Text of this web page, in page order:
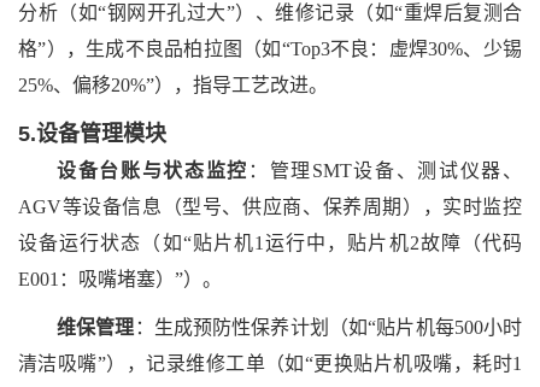
分析（如“钢网开孔过大”）、维修记录（如“重焊后复测合
格”），生成不良品柏拉图（如“Top3不良：虚焊30%、少锡
25%、偏移20%”），指导工艺改进。
5.设备管理模块
设备台账与状态监控 ：管理 SMT设备、测试仪器、
AGV等设备信息（型号、供应商、保养周期），实时监控
设备运行状态（如“贴片机1运行中，贴片机2故障（代码
E001：吸嘴堵塞）”）。
维保管理 ：生成预防性保养计划（如“贴片机每500小时
清洁吸嘴”），记录维修工单（如“更换贴片机吸嘴，耗时1